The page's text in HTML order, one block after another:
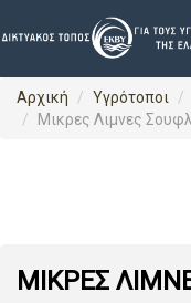
Αρχική Υγρότοποι
Μικρες Λιμνες
ΜΙΚΡΕΣ